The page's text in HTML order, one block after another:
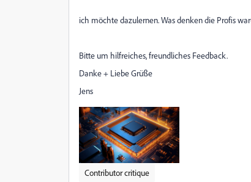
ich möchte dazulernen. Was denken die Profis
Bitte um hilfreiches, freundliches Feedback.
Danke + Liebe Grüße
Jens
Contributor critique